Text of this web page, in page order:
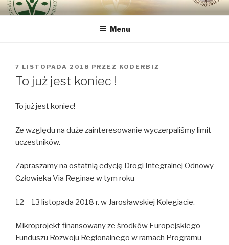
Przeskocz
do
DROGA INTEGRALNEJ
ODNOWY CZŁOWIEKA VIA
bo najważniejszy jest Człowiek
Menu
OPUBLIKOWANE
W
7 LISTOPADA 2018 PRZEZ KODERBIZ
To już jest koniec !
To już jest koniec!
Ze względu na duże zainteresowanie wyczerpaliśmy limit
uczestników.
Zapraszamy na ostatnią edycję Drogi Integralnej Odnowy
Człowieka Via Reginae w tym roku
12 – 13 listopada 2018 r. w Jarosławskiej Kolegiacie.
Mikroprojekt finansowany ze środków Europejskiego
Funduszu Rozwoju Regionalnego w ramach Programu